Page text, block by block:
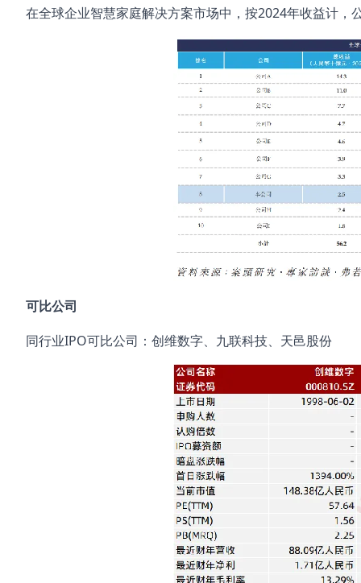
在全球企业智慧家庭解决方案市场中，按2024年收益计
可比公司
同行业IPO可比公司：创维数字、九联科技、天邑股份